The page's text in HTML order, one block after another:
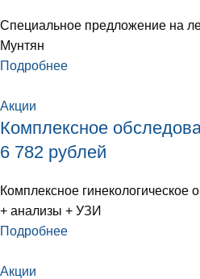
Специальное предложение на
Мунтян
Подробнее
Акции
Комплексное
6 782 рублей
Комплексное гинекологическое
+ анализы + УЗИ
Подробнее
Акции